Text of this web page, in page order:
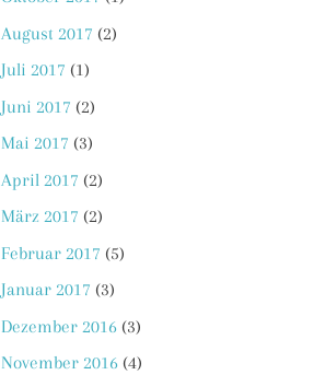
August 2017 (2)
Juli 2017 (1)
Juni 2017 (2)
Mai 2017 (3)
April 2017 (2)
März 2017 (2)
Februar 2017 (5)
Januar 2017 (3)
Dezember 2016 (3)
November 2016 (4)